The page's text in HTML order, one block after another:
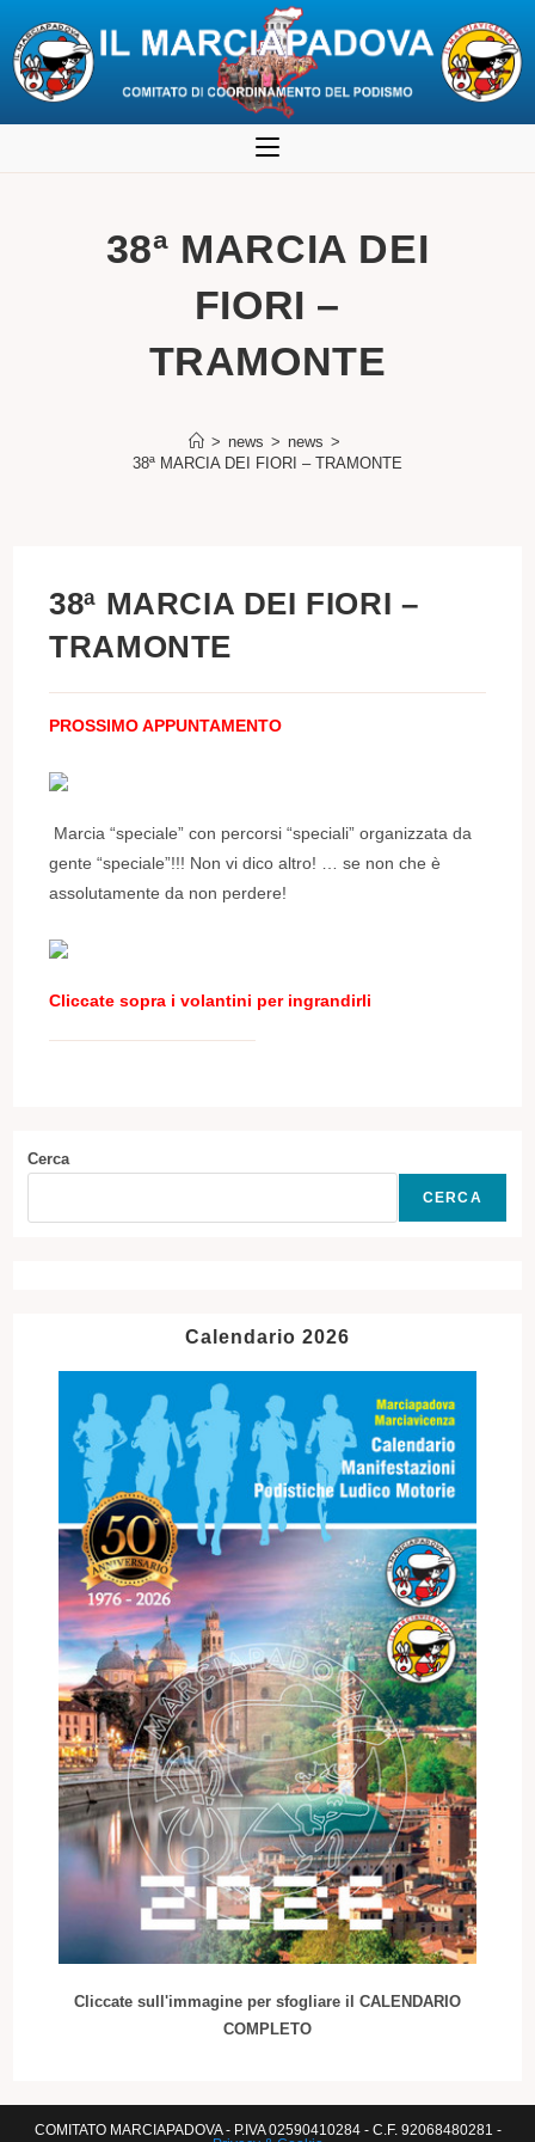
al
38ª MARCIA DEI
FIORI –
TRAMONTE
> news > news >
38ª MARCIA DEI FIORI – TRAMONTE
38ª MARCIA DEI FIORI –
TRAMONTE
PROSSIMO APPUNTAMENTO
Marcia “speciale” con percorsi “speciali” organizzata da
gente “speciale”!!! Non vi dico altro! … se non che è
assolutamente da non perdere!
Cliccate sopra i volantini per ingrandirli
Cerca
CERCA
Calendario 2026
Cliccate sull'immagine per sfogliare il CALENDARIO
COMPLETO
COMITATO MARCIAPADOVA - P.IVA 02590410284 - C.F. 92068480281 -